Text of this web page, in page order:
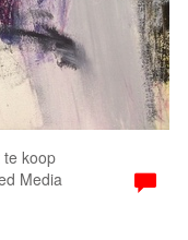
koop
Media